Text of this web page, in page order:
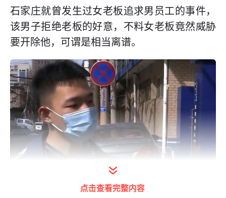
石家庄就曾发生过女老板追求男员工的事件，
该男子拒绝老板的好意，不料女老板竟然威胁
要开除他，可谓是相当离谱。
点击查看完整内容